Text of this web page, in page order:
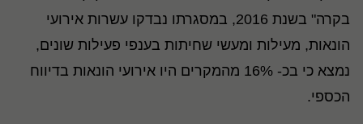
בקרה" בשנת 2016, במסגרתו נבדקו עשרות אירועי
הונאות, מעילות ומעשי שחיתות בענפי פעילות שונים,
נמצא כי בכ- 16% מהמקרים היו אירועי הונאות בדיווח
הכספי.